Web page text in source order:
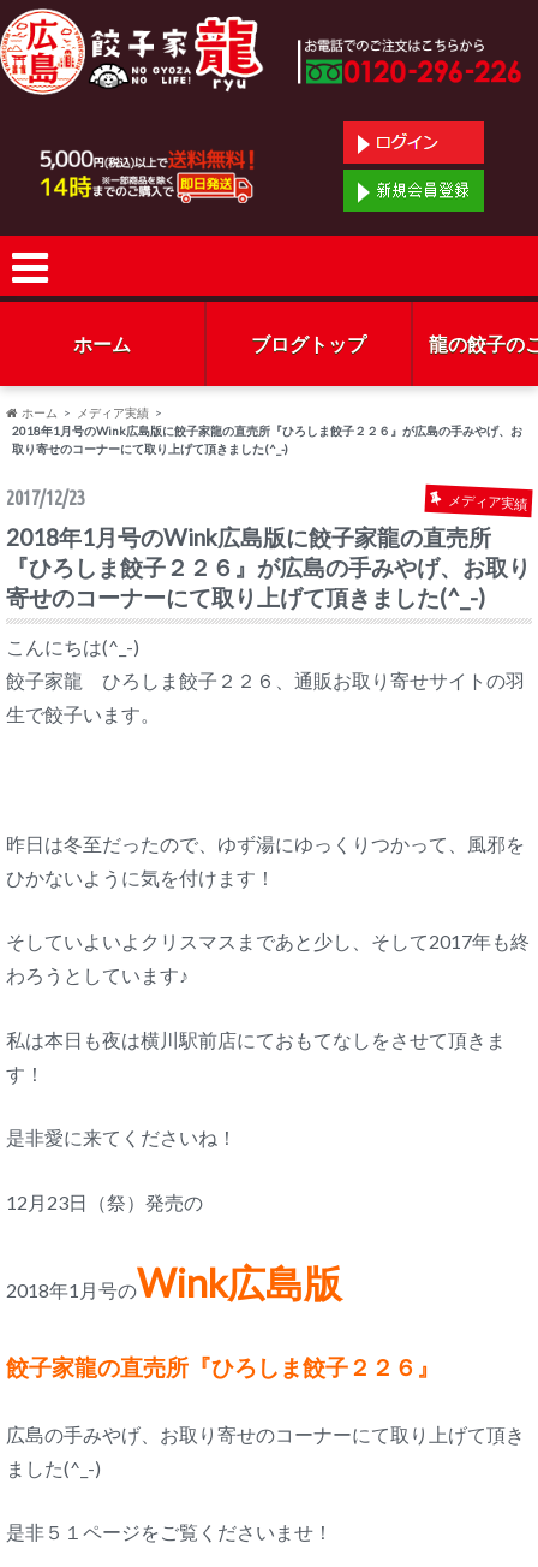
ホーム ブログトップ 龍の餃子の
ホーム
メディア実績
2018年1月号のWink広島版に餃子家龍の直売所『ひろしま餃子２２６』が広島の手みやげ、お
取り寄せのコーナーにて取り上げて頂きました(^_-)
2017/12/23 メディア実績
2018年1月号のWink広島版に餃子家龍の直売所
『ひろしま餃子２２６』が広島の手みやげ、お取り
寄せのコーナーにて取り上げて頂きました(^_-)
こんにちは(^_-)
餃子家龍 ひろしま餃子２２６、通販お取り寄せサイトの羽
生で餃子います。
昨日は冬至だったので、ゆず湯にゆっくりつかって、風邪を
ひかないように気を付けます！
そしていよいよクリスマスまであと少し、そして2017年も終
わろうとしています♪
私は本日も夜は横川駅前店にておもてなしをさせて頂きま
す！
是非愛に来てくださいね！
12月23日（祭）発売の
2018年1月号のWink広島版
餃子家龍の直売所『ひろしま餃子２２６』
広島の手みやげ、お取り寄せのコーナーにて取り上げて頂き
ました(^_-)
是非５１ページをご覧くださいませ！